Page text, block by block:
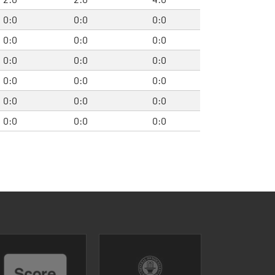
0:0
0:0
0:0
0:0
0:0
0:0
0:0
0:0
0:0
0:0
0:0
0:0
0:0
0:0
0:0
0:0
0:0 0:0